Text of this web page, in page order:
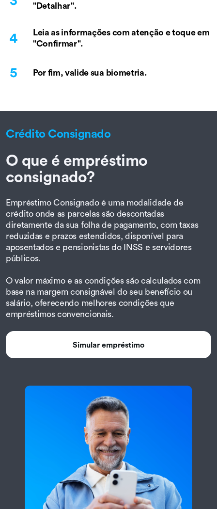
"Detalhar".
Leia as informações com atenção e toque em
"Confirmar".
Por fim, valide sua biometria.
Crédito Consignado
O que é empréstimo
consignado?
Empréstimo Consignado é uma modalidade de
crédito onde as parcelas são descontadas
diretamente da sua folha de pagamento, com taxas
reduzidas e prazos estendidos, disponível para
aposentados e pensionistas do INSS e servidores
públicos.
O valor máximo e as condições são calculados com
base na margem consignável do seu benefício ou
salário, oferecendo melhores condições que
empréstimos convencionais.
Simular empréstimo